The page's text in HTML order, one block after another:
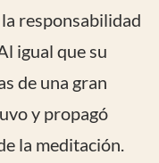
responsabilidad
igual que su
de una gran
y propagó
la meditación.